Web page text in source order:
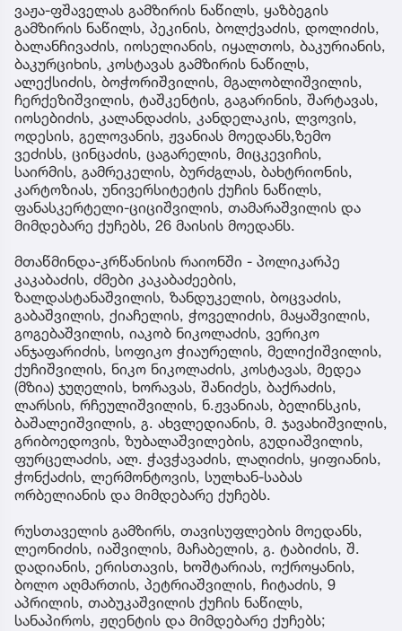
ვაჟა-ფშაველას გამზირის ნაწილს, ყაზბეგის
გამზირის ნაწილს, პეკინის, ბოლქვაძის, დოლიძის,
ბალანჩივაძის, იოსელიანის, იყალთოს, ბაკურიანის,
ბაკურციხის, კოსტავას გამზირის ნაწილს,
ალექსიძის, ბოჭორიშვილის, მგალობლიშვილის,
ჩერქეზიშვილის, ტაშკენტის, გაგარინის, შარტავას,
იოსებიძის, კალანდაძის, კანდელაკის, ლვოვის,
ოდესის, გელოვანის, ჟვანიას მოედანს,ზემო
ვეძისს, ცინცაძის, ცაგარელის, მიცკევიჩის,
საირმის, გამრეკელის, ბურძგლას, ბახტრიონის,
კარტოზიას, უნივერსიტეტის ქუჩის ნაწილს,
ფანასკერტელი-ციციშვილის, თამარაშვილის და
მიმდებარე ქუჩებს, 26 მაისის მოედანს.
მთაწმინდა-კრწანისის რაიონში - პოლიკარპე
კაკაბაძის, ძმები კაკაბაძეების,
ზალდასტანაშვილის, ზანდუკელის, ბოცვაძის,
გაბაშვილის, ქიაჩელის, ჭოველიძის, მაყაშვილის,
გოგებაშვილის, იაკობ ნიკოლაძის, ვერიკო
ანჯაფარიძის, სოფიკო ჭიაურელის, მელიქიშვილის,
ქუჩიშვილის, ნიკო ნიკოლაძის, კოსტავას, მედეა
(მზია) ჯუღელის, ხორავას, შანიძეს, ბაქრაძის,
ლარსის, რჩეულიშვილის, ნ.ჟვანიას, ბელინსკის,
ბაშალეიშვილის, გ. ახვლედიანის, მ. ჯავახიშვილის,
გრიბოედოვის, ზუბალაშვილების, გუდიაშვილის,
ფურცელაძის, ალ. ჭავჭავაძის, ლაღიძის, ყიფიანის,
ჭონქაძის, ლერმონტოვის, სულხან-საბას
ორბელიანის და მიმდებარე ქუჩებს.
რუსთაველის გამზირს, თავისუფლების მოედანს,
ლეონიძის, იაშვილის, მაჩაბელის, გ. ტაბიძის, შ.
დადიანის, ერისთავის, ხოშტარიას, ოქროყანის,
ბოლო აღმართის, პეტრიაშვილის, ჩიტაძის, 9
აპრილის, თაბუკაშვილის ქუჩის ნაწილს,
სანაპიროს, ჟღენტის და მიმდებარე ქუჩებს;